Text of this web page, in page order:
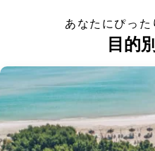
あなたにぴっ
目的